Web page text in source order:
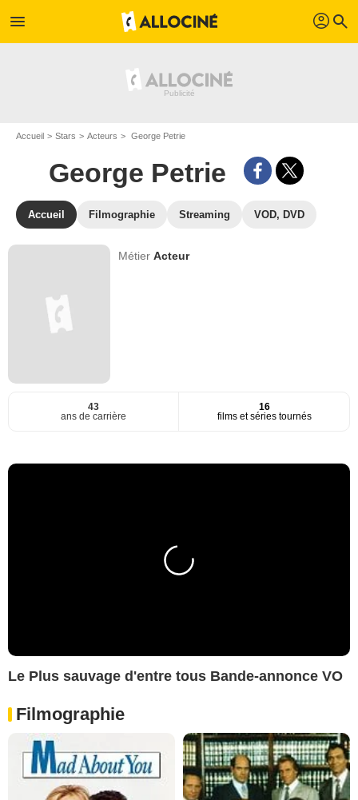
menu profil search
Accueil Stars Acteurs George Petrie
George Petrie
Accueil Filmographie Streaming VOD, DVD
MétierActeur
43
ans de carrière
16
films et séries tournés
Le Plus sauvage d'entre tous Bande-annonce VO
Filmographie